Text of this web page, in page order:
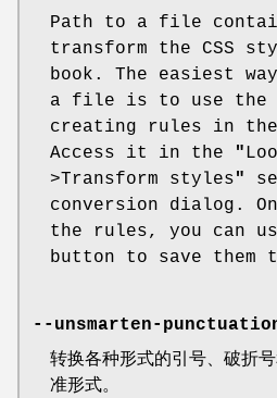
Path to a file
transform the CSS
book. The easiest
a file is to use the
creating rules in
Access it in the
"
>Transform styles"
conversion dialog.
the rules, you can
button to save
--unsmarten-
转换各种形式的引号、破折
准形式。